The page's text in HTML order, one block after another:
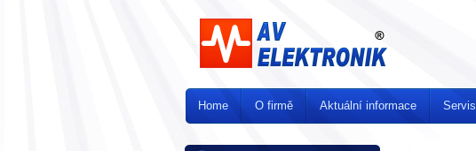
Home O firmě Aktuální informace Servis